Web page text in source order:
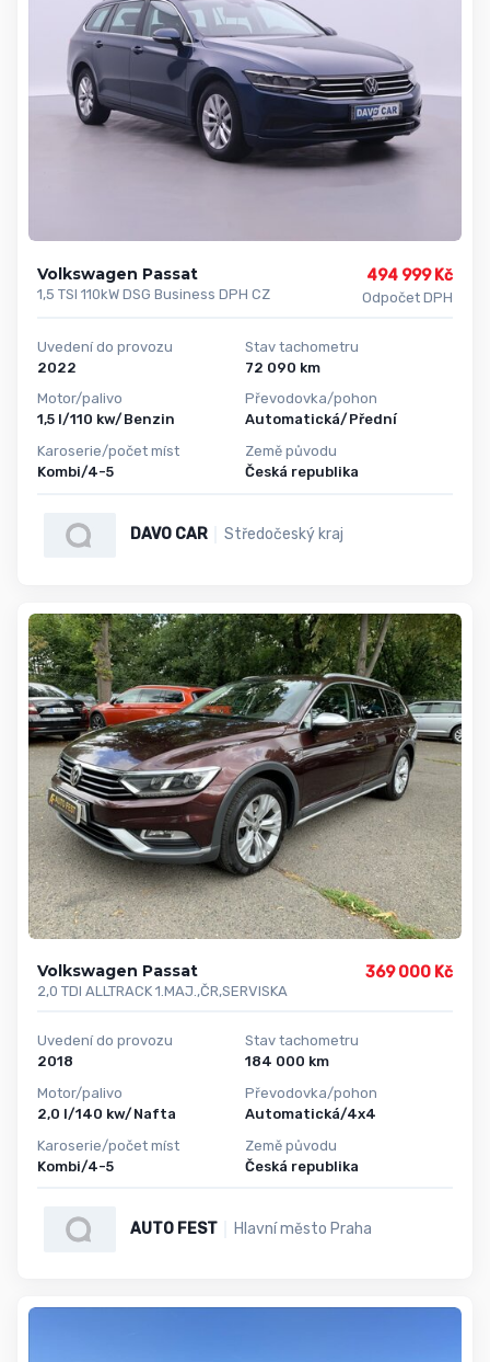
Volkswagen Passat
1,5 TSI 110kW DSG Business DPH CZ
494 999 Kč
Odpočet DPH
Uvedení do provozu
2022
Motor/palivo
1,5 l/110 kw/Benzin
Karoserie/počet míst
Kombi/4-5
Stav tachometru
72 090 km
Převodovka/pohon
Automatická/Přední
Země původu
Česká republika
DAVO CAR Středočeský kraj
Volkswagen Passat
2,0 TDI ALLTRACK 1.MAJ.,ČR,SERVISKA
369 000 Kč
Uvedení do provozu
2018
Motor/palivo
2,0 l/140 kw/Nafta
Karoserie/počet míst
Kombi/4-5
Stav tachometru
184 000 km
Převodovka/pohon
Automatická/4x4
Země původu
Česká republika
AUTO FEST Hlavní město Praha